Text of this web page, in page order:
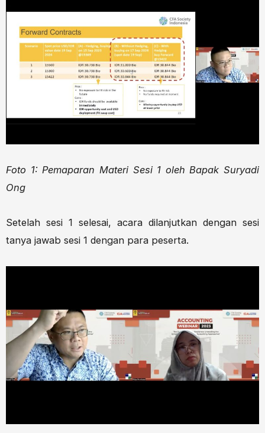
Foto 1: Pemaparan Materi Sesi 1 oleh Bapak Suryadi
Ong
Setelah sesi 1 selesai, acara dilanjutkan dengan sesi
tanya jawab sesi 1 dengan para peserta.